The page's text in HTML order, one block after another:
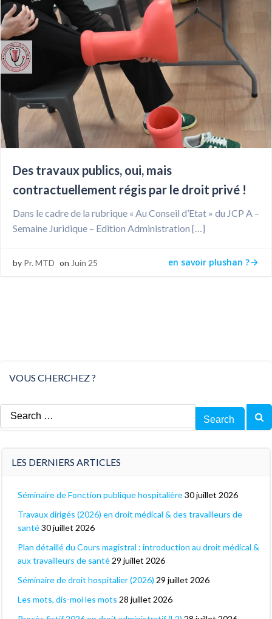
Des travaux publics, oui, mais
contractuellement régis par le droit privé !
Dans le cadre de la rubrique « Au Conseil d’Etat » du JCP A –
Semaine Juridique – Edition Administration […]
by Pr. MTD on Juin 25 en savoir plushan ?
VOUS CHERCHEZ ?
Search
for:
LES DERNIERS ARTICLES
Séminaire de Fonction publique hospitalière30 juillet 2026
Travaux dirigés (2026) en droit médical & des travailleurs de
santé30 juillet 2026
Plan détaillé du Cours magistral : introduction au droit médical &
aux travailleurs de santé 29 juillet 2026
Séminaire de droit hospitalier (2026) 29 juillet 2026
Les mots, dis-moi les mots 28 juillet 2026